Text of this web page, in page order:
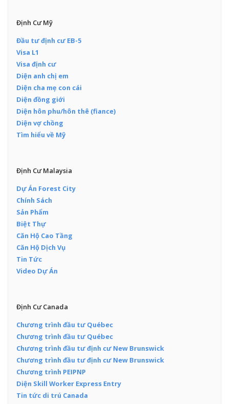
Định Cư Mỹ
Đầu tư định cư EB-5
Visa L1
Visa định cư
Diện anh chị em
Diện cha mẹ con cái
Diện đồng giới
Diện hôn phu/hôn thê (fiance)
Diện vợ chồng
Tìm hiểu về Mỹ
Định Cư Malaysia
Dự Án Forest City
Chính Sách
Sản Phẩm
Biệt Thự
Căn Hộ Cao Tầng
Căn Hộ Dịch Vụ
Tin Tức
Video Dự Án
Định Cư Canada
Chương trình đầu tư Québec
Chương trình đầu tư Québec
Chương trình đầu tư định cư New Brunswick
Chương trình đầu tư định cư New Brunswick
Chương trình PEIPNP
Diện Skill Worker Express Entry
Tin tức di trú Canada